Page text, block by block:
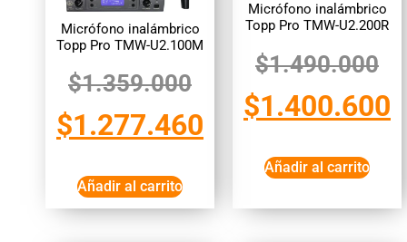
Micrófono inalámbrico
Topp Pro TMW-U2.100M
$1.359.000
$1.277.460
Añadir al carrito
Micrófono inalámbrico
Topp Pro TMW-U2.200R
$1.490.000
$1.400.600
Añadir al carrito